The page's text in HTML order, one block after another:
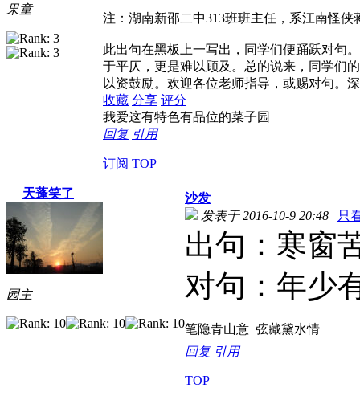
果童
注：湖南新邵二中313班班主任，系江南怪侠
此出句在黑板上一写出，同学们便踊跃对句
于平仄，更是难以顾及。总的说来，同学们
以资鼓励。欢迎各位老师指导，或赐对句。
收藏 分享 评分
我爱这有特色有品位的菜子园
回复 引用
订阅 TOP
天蓬笑了
园主
沙发
发表于 2016-10-9 20:48 | 只
出句：寒窗
对句：年少
笔隐青山意 弦藏黛水情
回复 引用
TOP